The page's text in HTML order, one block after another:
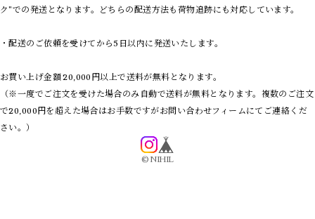
7/31 UPDATE
7/10 UPDATE
8/28 UPDATE
ク"での発送となります。どちらの配送方法も荷物追跡にも対応しています。
・配送のご依頼を受けてから5日以内に発送いたします。
お買い上げ金額 20,000円以上で送料が無料となります。
（※一度でご注文を受けた場合のみ自動で送料が無料となります。複数のご注文
で20,000円を超えた場合はお手数ですがお問い合わせフィームにてご連絡くだ
さい。）
©︎ NIHIL